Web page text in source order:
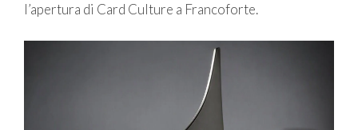
l’apertura di Card Culture a Francoforte.